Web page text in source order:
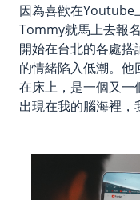
因為喜歡在Youtube
Tommy就馬上去報
開始在台北的各處
的情緒陷入低潮。
在床上，是一個又一
出現在我的腦海裡，